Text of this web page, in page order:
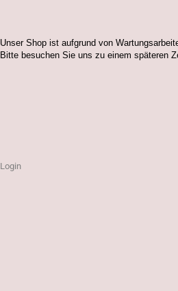
Unser Shop ist aufgrund von
Bitte besuchen Sie uns zu einem späteren
Login